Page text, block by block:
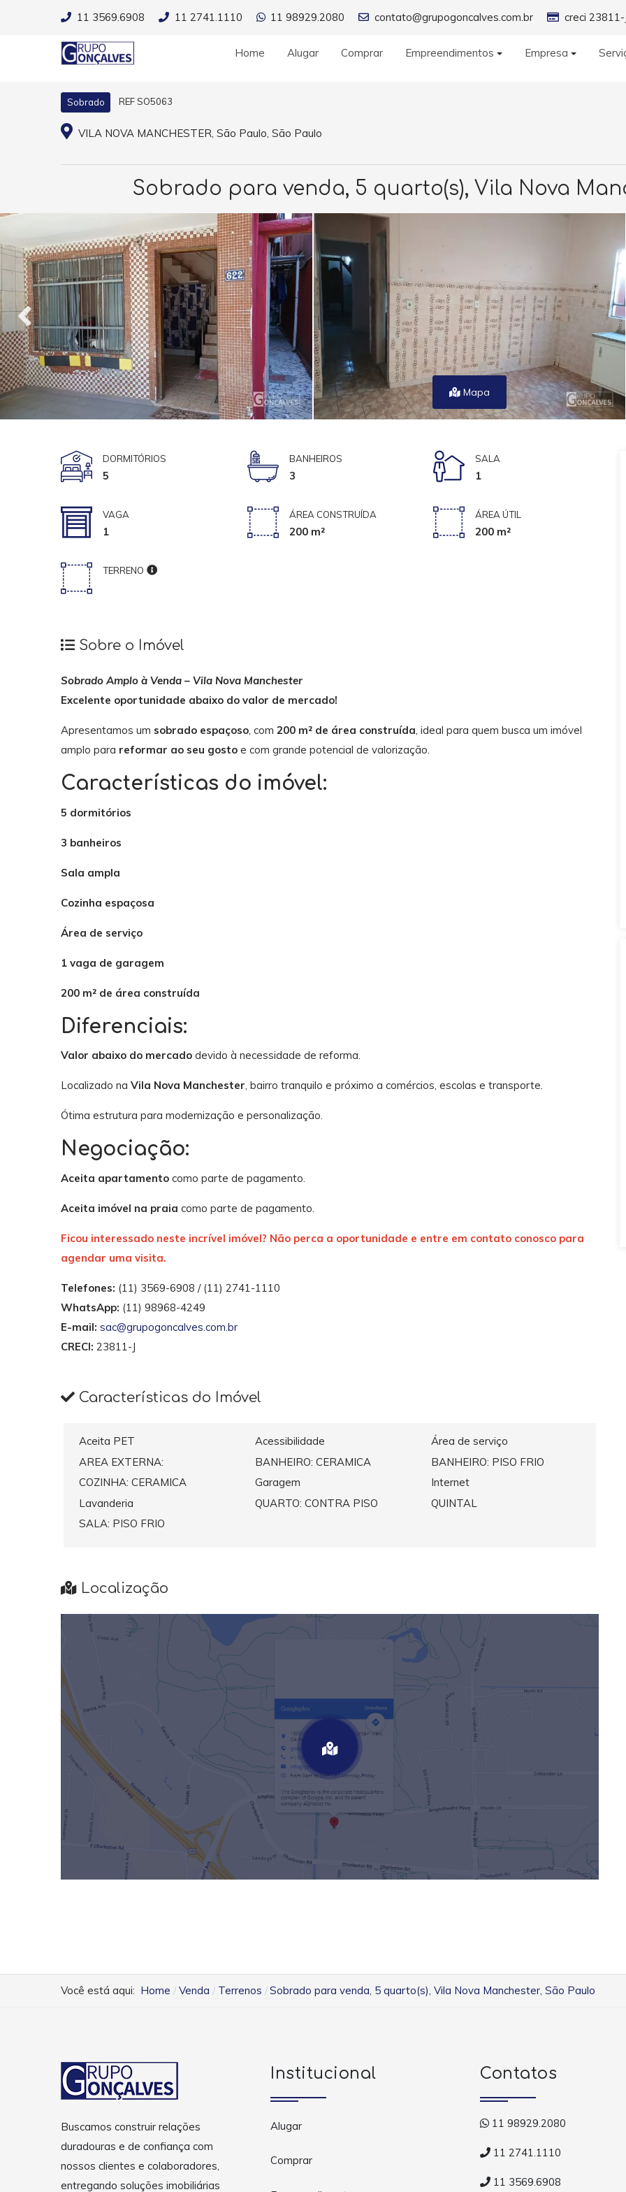
11 3569.6908 11 2741.1110 11 98929.2080 contato@grupogoncalves.com.br creci 23811-
Home Alugar Comprar Empreendimentos Empresa
Sobrado REF SO5063
VILA NOVA MANCHESTER, São Paulo, São Paulo
Sobrado para venda, 5 quarto(s), Vila Nova
Mapa
DORMITÓRIOS
5
BANHEIROS
3
SALA
1
VAGA
1
ÁREA CONSTRUÍDA
200 m²
ÁREA ÚTIL
200 m²
TERRENO
Sobre o Imóvel
Sobrado Amplo à Venda – Vila Nova Manchester
Excelente oportunidade abaixo do valor de mercado!
Apresentamos um sobrado espaçoso, com 200 m² de área construída, ideal para quem busca um imóvel
amplo para reformar ao seu gosto e com grande potencial de valorização.
Características do imóvel:
5 dormitórios
3 banheiros
Sala ampla
Cozinha espaçosa
Área de serviço
1 vaga de garagem
200 m² de área construída
Diferenciais:
Valor abaixo do mercado devido à necessidade de reforma.
Localizado na Vila Nova Manchester, bairro tranquilo e próximo a comércios, escolas e transporte.
Ótima estrutura para modernização e personalização.
Negociação:
Aceita apartamento como parte de pagamento.
Aceita imóvel na praia como parte de pagamento.
Ficou interessado neste incrível imóvel? Não perca a oportunidade e entre em contato conosco para
agendar uma visita.
Telefones: (11) 3569-6908 / (11) 2741-1110
WhatsApp: (11) 98968-4249
E-mail: sac@grupogoncalves.com.br
CRECI: 23811-J
Características do Imóvel
Aceita PET Acessibilidade
Área de serviço
AREA EXTERNA:
BANHEIRO: CERAMICA
BANHEIRO: PISO FRIO
COZINHA: CERAMICA
Garagem
Internet
Lavanderia
QUARTO: CONTRA PISO
QUINTAL
SALA: PISO FRIO
Localização
Você está aqui: Home Venda Terrenos Sobrado para venda, 5 quarto(s), Vila Nova Manchester, São Paulo
Buscamos construir relações
duradouras e de confiança com
nossos clientes e colaboradores,
entregando soluções imobiliárias
Institucional
Alugar
Comprar
Contatos
11 98929.2080
11 2741.1110
11 3569.6908